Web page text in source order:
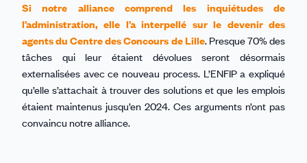
Si notre alliance comprend les inquiétudes de
l’administration, elle l’a interpellé sur le devenir des
agents du Centre des Concours de Lille. Presque 70% des
tâches qui leur étaient dévolues seront désormais
externalisées avec ce nouveau process. L’ENFIP a expliqué
qu’elle s’attachait à trouver des solutions et que les emplois
étaient maintenus jusqu’en 2024. Ces arguments n’ont pas
convaincu notre alliance.